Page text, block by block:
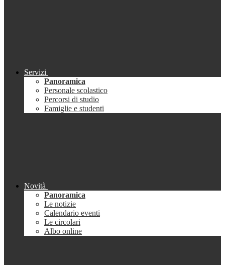
Servizi
Panoramica
Personale scolastico
Percorsi di studio
Famiglie e studenti
Novità
Panoramica
Le notizie
Calendario eventi
Le circolari
Albo online